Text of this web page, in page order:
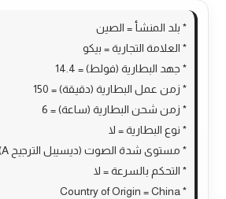
* بلد المنشأ = الصين
* العلامة التجارية = بيكو
* جهد البطارية (فولط) = 14.4
* زمن عمل البطارية (دقيقة) = 150
* زمن شحن البطارية (ساعة) = 6
* نوع البطارية = لا
* مستوى شدة الصوت (ديسيبل الترجيح A) = لا
* التحكم بالسرعة = لا
* Country of Origin = China